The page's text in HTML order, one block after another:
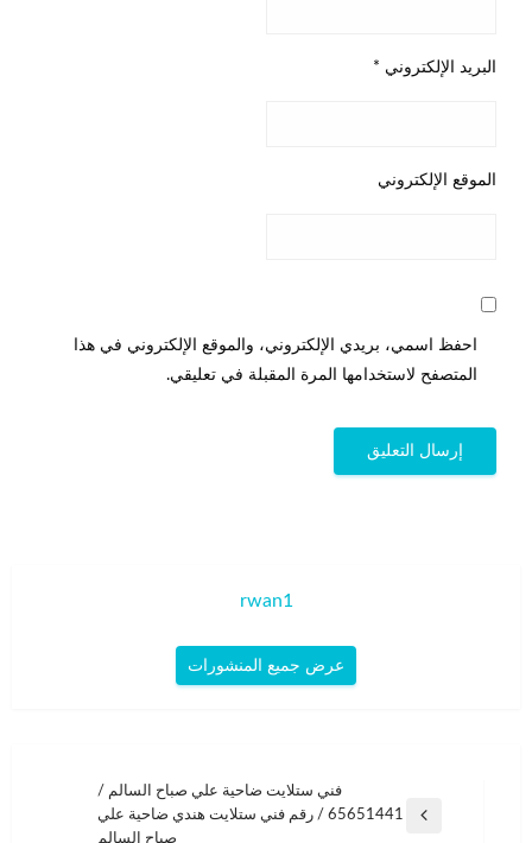
البريد الإلكتروني *
الموقع الإلكتروني
احفظ اسمي، بريدي الإلكتروني، والموقع الإلكتروني في هذا
المتصفح لاستخدامها المرة المقبلة في تعليقي.
rwan1
عرض جميع المنشورات
المقالات
المقالة
فني ستلايت ضاحية علي صباح السالم /
65651441 / رقم فني ستلايت هندي ضاحية علي
صباح السالم